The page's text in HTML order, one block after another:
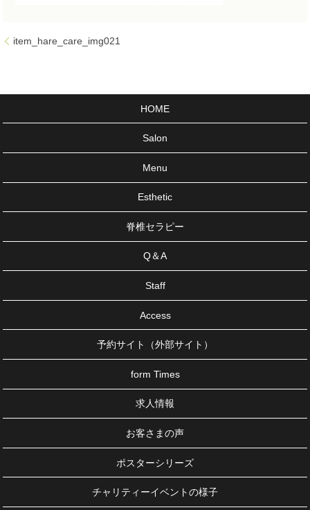
item_hare_care_img021
HOME
Salon
Menu
Esthetic
脊椎セラピー
Q＆A
Staff
Access
予約サイト（外部サイト）
form Times
求人情報
お客さまの声
ポスターシリーズ
チャリティーイベントの様子